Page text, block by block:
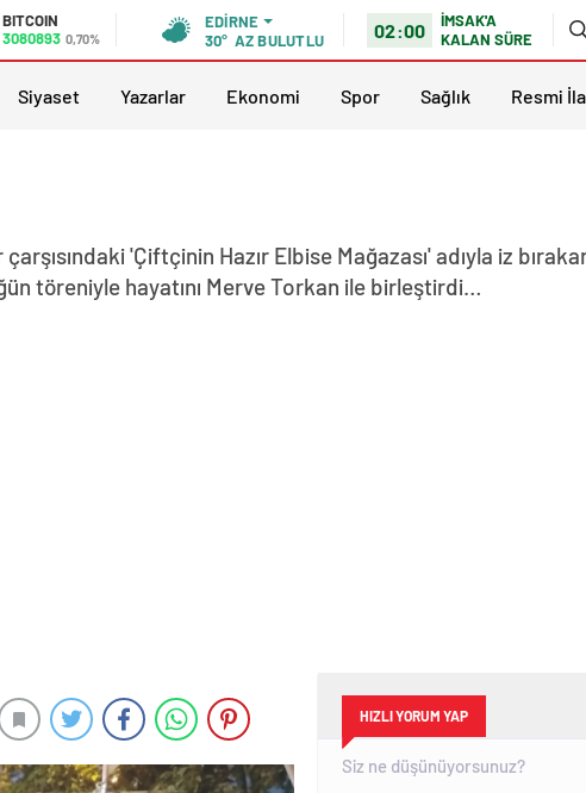
BITCOIN
3080893 0,70%
EDIRNE
30° AZ BULUTLU 02:00
İMSAK'A
KALAN SÜRE
Siyaset Yazarlar Ekonomi Spor Sağlık Resmi
'Çiftçinin Hazır Elbise Mağazası' adıyla iz
töreniyle hayatını Merve Torkan ile birleştirdi…
HIZLI YORUM YAP